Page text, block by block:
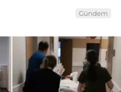
Gündem